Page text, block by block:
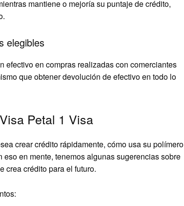
mantiene o mejoría su puntaje de crédito,
elegibles
efectivo en compras realizadas con comerciantes
que obtener devolución de efectivo en todo lo
Petal 1 Visa
crear crédito rápidamente, cómo usa su polímero
en mente, tenemos algunas sugerencias sobre
crea crédito para el futuro.